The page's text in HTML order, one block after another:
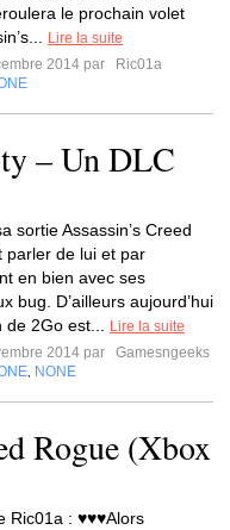
le prochain volet
Lire la suite
2014 par
Ric01a
– Un DLC
sortie Assassin’s Creed
parler de lui et par
en bien avec ses
bug. D’ailleurs aujourd’hui
de 2Go est...
Lire la suite
2014 par
Gamesngeeks
NONE
Rogue (Xbox
Ric01a : ♥♥♥Alors